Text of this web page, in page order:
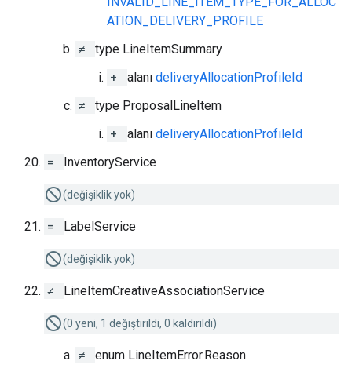
ATION_DELIVERY_PROFILE
≠
type LineItemSummary
+
alanı deliveryAllocationProfileId
≠
type ProposalLineItem
+
alanı deliveryAllocationProfileId
=
InventoryService
(değişiklik yok)
= LabelService
(değişiklik yok)
≠ LineItemCreativeAssociationService
(0 yeni, 1 değiştirildi, 0 kaldırıldı)
≠ enum LineItemError.Reason